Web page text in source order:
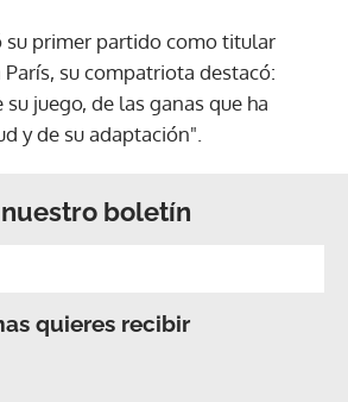
su primer partido como titular
su compatriota destacó:
juego, de las ganas que ha
y de su adaptación".
boletín
quieres recibir